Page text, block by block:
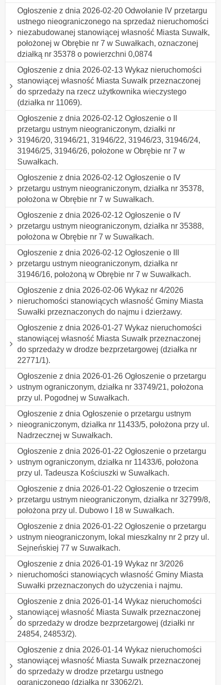
Ogłoszenie z dnia 2026-02-20 Odwołanie IV przetargu
ustnego nieograniczonego na sprzedaż nieruchomości
niezabudowanej stanowiącej własność Miasta Suwałk,
położonej w Obrębie nr 7 w Suwałkach, oznaczonej
działką nr 35378 o powierzchni 0,0874
Ogłoszenie z dnia 2026-02-13 Wykaz nieruchomości
stanowiącej własność Miasta Suwałk przeznaczonej
do sprzedaży na rzecz użytkownika wieczystego
(działka nr 11069).
Ogłoszenie z dnia 2026-02-12 Ogłoszenie o II
przetargu ustnym nieograniczonym, działki nr
31946/20, 31946/21, 31946/22, 31946/23, 31946/24,
31946/25, 31946/26, położone w Obrębie nr 7 w
Suwałkach.
Ogłoszenie z dnia 2026-02-12 Ogłoszenie o IV
przetargu ustnym nieograniczonym, działka nr 35378,
położona w Obrębie nr 7 w Suwałkach.
Ogłoszenie z dnia 2026-02-12 Ogłoszenie o IV
przetargu ustnym nieograniczonym, działka nr 35388,
położona w Obrębie nr 7 w Suwałkach.
Ogłoszenie z dnia 2026-02-12 Ogłoszenie o III
przetargu ustnym nieograniczonym, działka nr
31946/16, położoną w Obrębie nr 7 w Suwałkach.
Ogłoszenie z dnia 2026-02-06 Wykaz nr 4/2026
nieruchomości stanowiących własność Gminy Miasta
Suwałki przeznaczonych do najmu i dzierżawy.
Ogłoszenie z dnia 2026-01-27 Wykaz nieruchomości
stanowiącej własność Miasta Suwałk przeznaczonej
do sprzedaży w drodze bezprzetargowej (działka nr
22771/1).
Ogłoszenie z dnia 2026-01-26 Ogłoszenie o przetargu
ustnym ograniczonym, działka nr 33749/21, położona
przy ul. Pogodnej w Suwałkach.
Ogłoszenie z dnia Ogłoszenie o przetargu ustnym
nieograniczonym, działka nr 11433/5, położona przy ul.
Nadrzecznej w Suwałkach.
Ogłoszenie z dnia 2026-01-22 Ogłoszenie o przetargu
ustnym ograniczonym, działka nr 11433/6, położona
przy ul. Tadeusza Kościuszki w Suwałkach.
Ogłoszenie z dnia 2026-01-22 Ogłoszenie o trzecim
przetargu ustnym nieograniczonym, działka nr 32799/8,
położona przy ul. Dubowo I 18 w Suwałkach.
Ogłoszenie z dnia 2026-01-22 Ogłoszenie o przetargu
ustnym nieograniczonym, lokal mieszkalny nr 2 przy ul.
Sejneńskiej 77 w Suwałkach.
Ogłoszenie z dnia 2026-01-19 Wykaz nr 3/2026
nieruchomości stanowiących własność Gminy Miasta
Suwałki przeznaczonych do użyczenia i najmu.
Ogłoszenie z dnia 2026-01-14 Wykaz nieruchomości
stanowiącej własność Miasta Suwałk przeznaczonej
do sprzedaży w drodze bezprzetargowej (działki nr
24854, 24853/2).
Ogłoszenie z dnia 2026-01-14 Wykaz nieruchomości
stanowiącej własność Miasta Suwałk przeznaczonej
do sprzedaży w drodze przetargu ustnego
ograniczonego (działka nr 33062/2).